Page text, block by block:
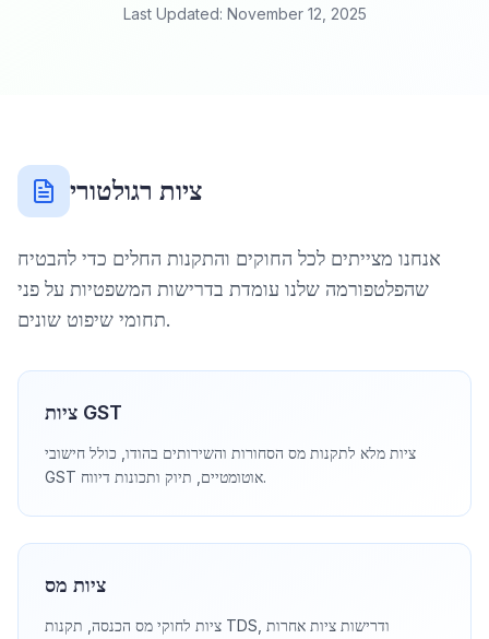
Last Updated: November 12, 2025
ציות רגולטורי
אנחנו מצייתים לכל החוקים והתקנות החלים כדי להבטיח
שהפלטפורמה שלנו עומדת בדרישות המשפטיות על פני
תחומי שיפוט שונים.
ציות GST
ציות מלא לתקנות מס הסחורות והשירותים בהודו, כולל חישובי
GST אוטומטיים, תיוק ותכונות דיווח.
ציות מס
ציות לחוקי מס הכנסה, תקנות TDS, ודרישות ציות אחרות